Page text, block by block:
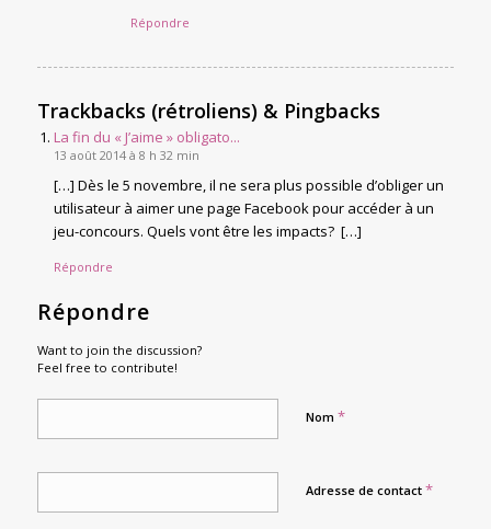
Répondre
Trackbacks (rétroliens) & Pingbacks
La fin du « J’aime » obligato...
13 août 2014 à 8 h 32 min
[…] Dès le 5 novembre, il ne sera plus possible d’obliger un
utilisateur à aimer une page Facebook pour accéder à un
jeu-concours. Quels vont être les impacts? […]
Répondre
Répondre
Want to join the discussion?
Feel free to contribute!
Nom *
Adresse de contact *